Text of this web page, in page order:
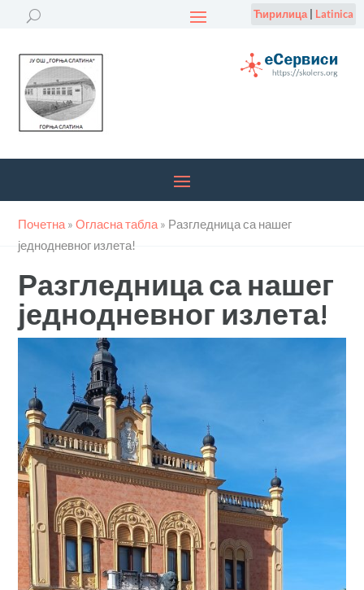
Ћирилица| Latinica
Почетна »Огласна табла » Разгледница са нашег
једнодневног излета!
Разгледница са нашег
једнодневног излета!